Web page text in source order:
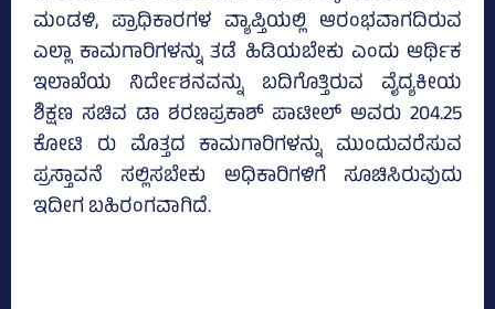
ಮಂಡಳಿ, ಪ್ರಾಧಿಕಾರಗಳ ವ್ಯಾಪ್ತಿಯಲ್ಲಿ ಆರಂಭವಾಗದಿರುವ
ಎಲ್ಲಾ ಕಾಮಗಾರಿಗಳನ್ನು ತಡೆ ಹಿಡಿಯಬೇಕು ಎಂದು ಆರ್ಥಿಕ
ಇಲಾಖೆಯ ನಿರ್ದೇಶನವನ್ನು ಬದಿಗೊತ್ತಿರುವ ವೈದ್ಯಕೀಯ
ಶಿಕ್ಷಣ ಸಚಿವ ಡಾ ಶರಣಪ್ರಕಾಶ್‌ ಪಾಟೀಲ್‌ ಅವರು 204.25
ಕೋಟಿ ರು ಮೊತ್ತದ ಕಾಮಗಾರಿಗಳನ್ನು ಮುಂದುವರೆಸುವ
ಪ್ರಸ್ತಾವನೆ ಸಲ್ಲಿಸಬೇಕು ಅಧಿಕಾರಿಗಳಿಗೆ ಸೂಚಿಸಿರುವುದು
ಇದೀಗ ಬಹಿರಂಗವಾಗಿದೆ.